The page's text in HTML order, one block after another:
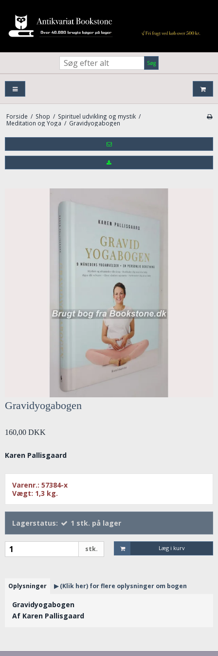
Søg
Forside / Shop / Spirituel udvikling og mystik /
Meditation og Yoga / Gravidyogabogen
Gravidyogabogen
160,00 DKK
Karen Pallisgaard
Varenr.: 57384-x
Vægt: 1,3 kg.
Lagerstatus: 1 stk. på lager
stk. Læg i kurv
Oplysninger ▶ (Klik her) for flere oplysninger om bogen
Gravidyogabogen
Af Karen Pallisgaard